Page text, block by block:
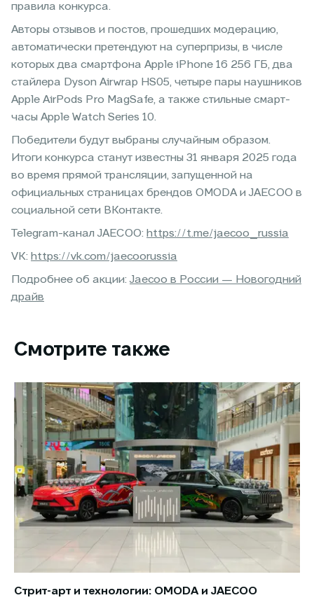
правила конкурса.
Авторы отзывов и постов, прошедших модерацию,
автоматически претендуют на суперпризы, в числе
которых два смартфона Apple iPhone 16 256 ГБ, два
стайлера Dyson Airwrap HS05, четыре пары наушников
Apple AirPods Pro MagSafe, а также стильные смарт-
часы Apple Watch Series 10.
Победители будут выбраны случайным образом.
Итоги конкурса станут известны 31 января 2025 года
во время прямой трансляции, запущенной на
официальных страницах брендов OMODA и JAECOO в
социальной сети ВКонтакте.
Telegram-канал JAECOO: https://t.me/jaecoo_russia
VK: https://vk.com/jaecoorussia
Подробнее об акции: Jaecoo в России — Новогодний
драйв
Смотрите также
Стрит-арт и технологии: OMODA и JAECOO